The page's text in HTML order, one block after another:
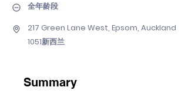
全年龄段
217 Green Lane West, Epsom, Auckland
1051新西兰
Summary